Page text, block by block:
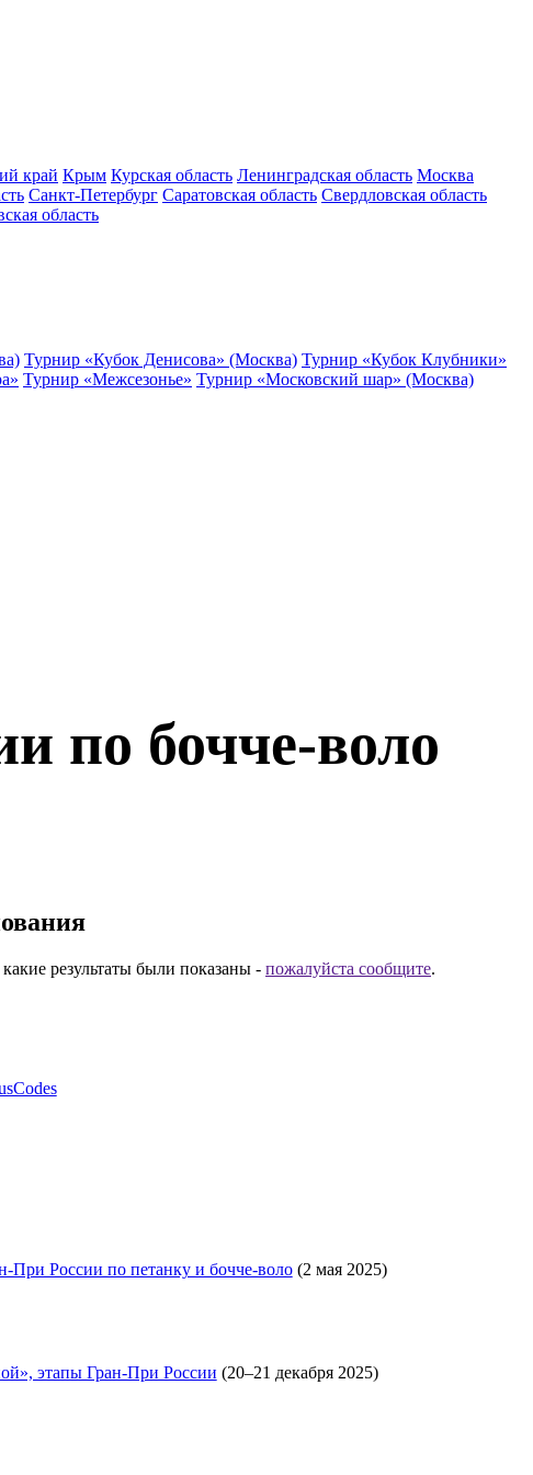
край Крым Курская область Ленинградская область Москва
Санкт-Петербург Саратовская область Свердловская область
область
Турнир «Кубок Денисова» (Москва) Турнир «Кубок Клубники»
Турнир «Межсезонье» Турнир «Московский шар» (Москва)
по бочче-воло
результаты были показаны - пожалуйста сообщите.
При России по петанку и бочче-воло (2 мая 2025)
этапы Гран-При России (20–21 декабря 2025)